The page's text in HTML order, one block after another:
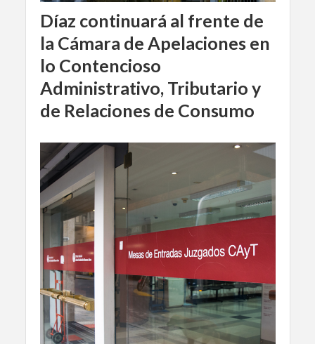
Díaz continuará al frente de
la Cámara de Apelaciones en
lo Contencioso
Administrativo, Tributario y
de Relaciones de Consumo